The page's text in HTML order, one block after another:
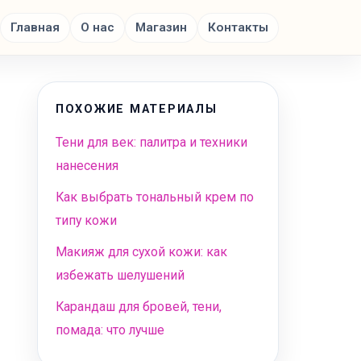
Главная О нас Магазин Контакты
ПОХОЖИЕ МАТЕРИАЛЫ
Тени для век: палитра и техники
нанесения
Как выбрать тональный крем по
типу кожи
Макияж для сухой кожи: как
избежать шелушений
Карандаш для бровей, тени,
помада: что лучше